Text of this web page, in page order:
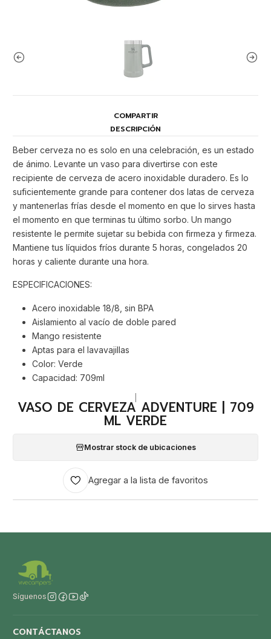
COMPARTIR
DESCRIPCIÓN
Beber cerveza no es solo en una celebración, es un estado
de ánimo. Levante un vaso para divertirse con este
recipiente de cerveza de acero inoxidable duradero. Es lo
suficientemente grande para contener dos latas de cerveza
y mantenerlas frías desde el momento en que lo sirves hasta
el momento en que terminas tu último sorbo. Un mango
resistente le permite sujetar su bebida con firmeza y firmeza.
Mantiene tus líquidos fríos durante 5 horas, congelados 20
horas y caliente durante una hora.
ESPECIFICACIONES:
Acero inoxidable 18/8, sin BPA
Aislamiento al vacío de doble pared
Mango resistente
Aptas para el lavavajillas
Color: Verde
Capacidad: 709ml
VASO DE CERVEZA ADVENTURE | 709
ML VERDE
Mostrar stock de ubicaciones
Agregar a la lista de favoritos
Síguenos
CONTÁCTANOS